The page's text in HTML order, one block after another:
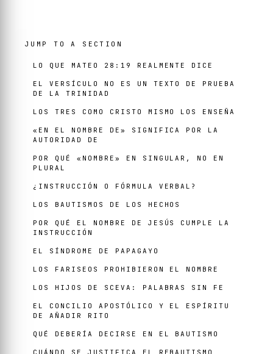
JUMP TO A SECTION
LO QUE MATEO 28:19 REALMENTE DICE
EL VERSÍCULO NO ES UN TEXTO DE PRUEBA
DE LA TRINIDAD
LOS TRES COMO CRISTO MISMO LOS ENSEÑA
«EN EL NOMBRE DE» SIGNIFICA POR LA
AUTORIDAD DE
POR QUÉ «NOMBRE» EN SINGULAR, NO EN
PLURAL
¿INSTRUCCIÓN O FÓRMULA VERBAL?
LOS BAUTISMOS DE LOS HECHOS
POR QUÉ EL NOMBRE DE JESÚS CUMPLE LA
INSTRUCCIÓN
EL SÍNDROME DE PAPAGAYO
LOS FARISEOS PROHIBIERON EL NOMBRE
LOS HIJOS DE SCEVA: PALABRAS SIN FE
EL CONCILIO APOSTÓLICO Y EL ESPÍRITU
DE AÑADIR RITO
QUÉ DEBERÍA DECIRSE EN EL BAUTISMO
CUÁNDO SE JUSTIFICA EL REBAUTISMO